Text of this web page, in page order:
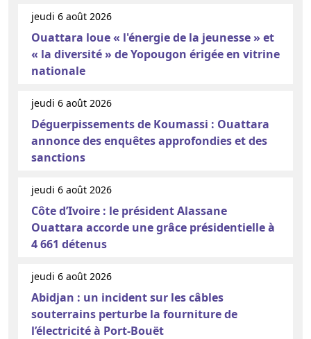
jeudi 6 août 2026
Ouattara loue « l'énergie de la jeunesse » et
« la diversité » de Yopougon érigée en vitrine
nationale
jeudi 6 août 2026
Déguerpissements de Koumassi : Ouattara
annonce des enquêtes approfondies et des
sanctions
jeudi 6 août 2026
Côte d’Ivoire : le président Alassane
Ouattara accorde une grâce présidentielle à
4 661 détenus
jeudi 6 août 2026
Abidjan : un incident sur les câbles
souterrains perturbe la fourniture de
l’électricité à Port-Bouët